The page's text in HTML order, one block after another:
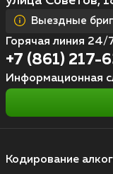
Кодирование
Выездные
Горячая линия 24/
+7 (861) 217-
Информационная